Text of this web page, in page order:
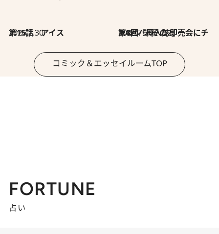
2026.7.30
第15話 アイス 2026.7.30
第8回「同人誌即売会にチャレンジ その2」
コミック＆エッセイルームTOP
FORTUNE
占い